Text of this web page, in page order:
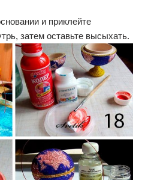
и приклейте
затем оставьте высыхать.